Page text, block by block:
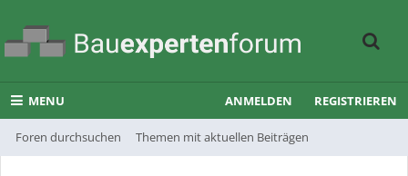
MENU
Foren durchsuchen Themen mit aktuellen Beiträgen
ANMELDEN REGISTRIEREN